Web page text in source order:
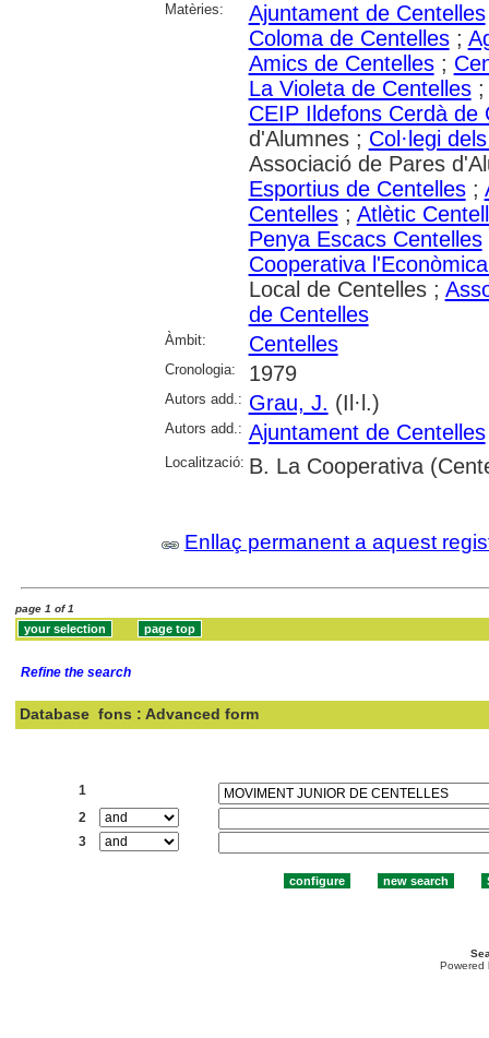
Matèries:
Ajuntament de Centelles
Coloma de Centelles;
Amics de Centelles;
La Violeta de Centelles
CEIP Ildefons Cerdà de
d'Alumnes ; Col·legi
Associació de Pares
Esportius de Centelles;
Centelles; Atlètic
Penya Escacs Centelles
Cooperativa
Local de Centelles ;
de Centelles
Àmbit: Centelles
Cronologia: 1979
Autors add.: Grau, J. (Il·l.)
Autors add.: Ajuntament de Centelles
Localització: B. La Cooperativa
Enllaç permanent a aquest
page 1 of 1
Refine the search
Database fons : Advanced form
1
2
3
Powered